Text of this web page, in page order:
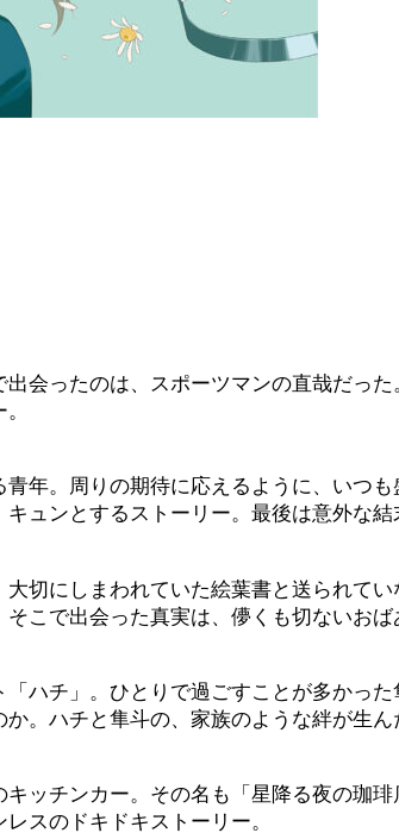
会ったのは、スポーツマンの直哉だっ
年。周りの期待に応えるように、いつ
ュンとするストーリー。最後は意外な結
切にしまわれていた絵葉書と送られて
こで出会った真実は、儚くも切ないお
ハチ」。ひとりで過ごすことが多かっ
。ハチと隼斗の、家族のような絆が生ん
ッチンカー。その名も「星降る夜の珈
スのドキドキストーリー。